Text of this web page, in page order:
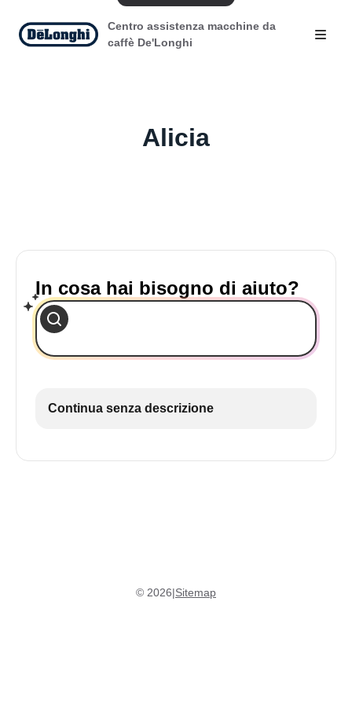
Centro assistenza macchine da
caffè De'Longhi
Alicia
In cosa hai bisogno di aiuto?
Continua senza descrizione
© 2026|Sitemap